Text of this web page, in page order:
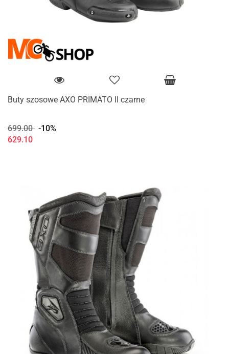
Buty szosowe AXO PRIMATO II czarne
699.00 -10%
629.10